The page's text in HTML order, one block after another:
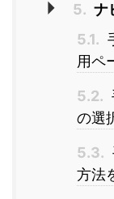
5. ナ
5.1.
用ペ
5.2.
の選
5.3.
方法